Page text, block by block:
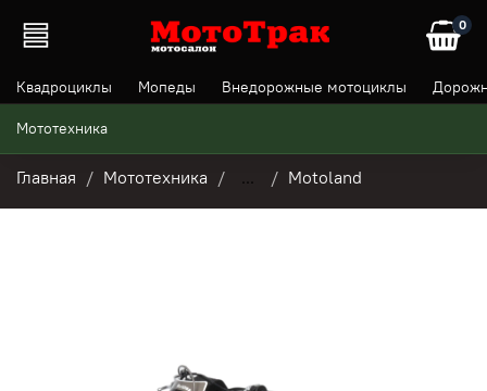
0
Квадроциклы Мопеды Внедорожные мотоциклы
Мототехника
Главная Мототехника Motoland